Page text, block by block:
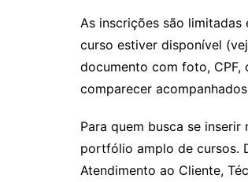
As inscrições são limitadas
curso estiver disponível
documento com foto, CPF,
comparecer
Para quem busca se
portfólio amplo de cursos.
Atendimento ao Cliente,